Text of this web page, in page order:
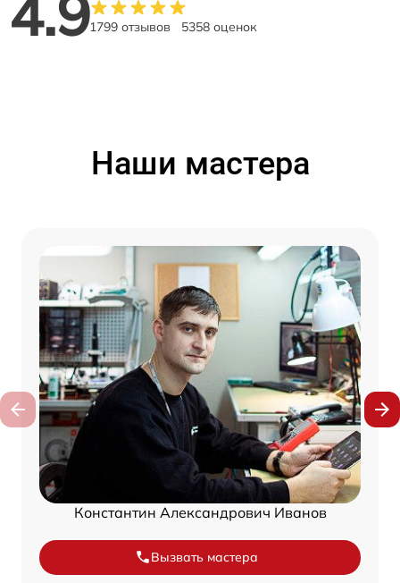
1799 отзывов 5358 оценок
Наши мастера
Константин Александрович Иванов
Вызвать мастера